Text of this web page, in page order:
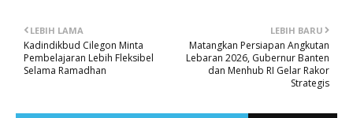
LEBIH BARU
Matangkan Persiapan Angkutan
Lebaran 2026, Gubernur Banten
dan Menhub RI Gelar Rakor
Strategis
LEBIH LAMA
Kadindikbud Cilegon Minta
Pembelajaran Lebih Fleksibel
Selama Ramadhan